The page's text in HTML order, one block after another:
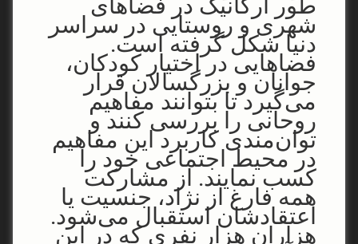
طور ارگانیک در فضاهای
شهری و روستایی در سراسر
دنیا شکل گرفته است.
فضاهایی در اختیار کودکان،
جوانان و بزرگسالان قرار
می‌گیرد تا بتوانند مفاهیم
روحانی را بررسی کنند و
توان‌مندی کاربرد این مفاهیم
در محیط اجتماعی خود را
کسب نمایند. از مشارکت
همه فارغ از نژاد، جنسیت یا
اعتقادشان استقبال می‌شود.
هزاران هزار نفری که در این